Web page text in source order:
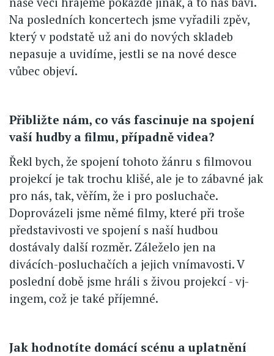
Na posledních koncertech jsme vyřadili zpěv,
který v podstatě už ani do nových skladeb
nepasuje a uvidíme, jestli se na nové desce
vůbec objeví.
Přibližte nám, co vás fascinuje na spojení
vaší hudby a filmu, případně videa?
Řekl bych, že spojení tohoto žánru s filmovou
projekcí je tak trochu klišé, ale je to zábavné jak
pro nás, tak, věřím, že i pro posluchače.
Doprovázeli jsme němé filmy, které při troše
představivosti ve spojení s naší hudbou
dostávaly další rozměr. Záleželo jen na
divácích-posluchačích a jejich vnímavosti. V
poslední době jsme hráli s živou projekcí - vj-
ingem, což je také příjemné.
Jak hodnotíte domácí scénu a uplatnění